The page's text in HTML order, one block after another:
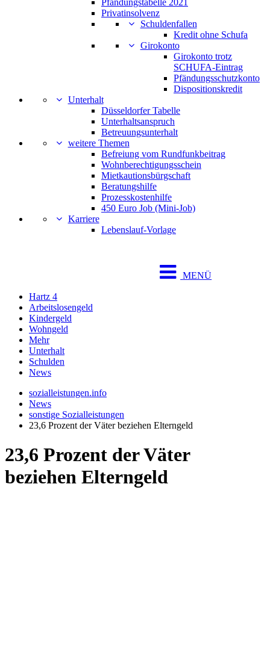
Pfändungstabelle 2021
Privatinsolvenz
Schuldenfallen
Kredit ohne Schufa
Girokonto
Girokonto trotz
SCHUFA-Eintrag
Pfändungsschutzkonto
Dispositionskredit
Unterhalt
Düsseldorfer Tabelle
Unterhaltsanspruch
Betreuungsunterhalt
weitere Themen
Befreiung vom Rundfunkbeitrag
Wohnberechtigungsschein
Mietkautionsbürgschaft
Beratungshilfe
Prozesskostenhilfe
450 Euro Job (Mini-Job)
Karriere
Lebenslauf-Vorlage
MENÜ
Hartz 4
Arbeitslosengeld
Kindergeld
Wohngeld
Mehr
Unterhalt
Schulden
News
sozialleistungen.info
News
sonstige Sozialleistungen
23,6 Prozent der Väter beziehen Elterngeld
23,6 Prozent der Väter
beziehen Elterngeld